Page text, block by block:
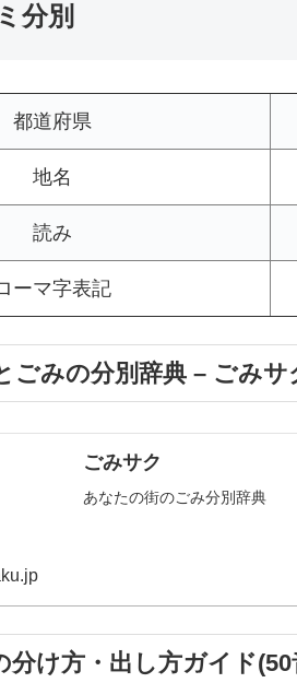
分別
都道府県
地名
読み
ーマ字表記
ごみの分別辞典 – ごみサ
ごみサク
あなたの街のごみ分別辞典
分け方・出し方ガイド